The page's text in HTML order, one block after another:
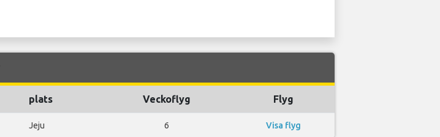
plats Veckoflyg Flyg
Jeju 6 Visa flyg